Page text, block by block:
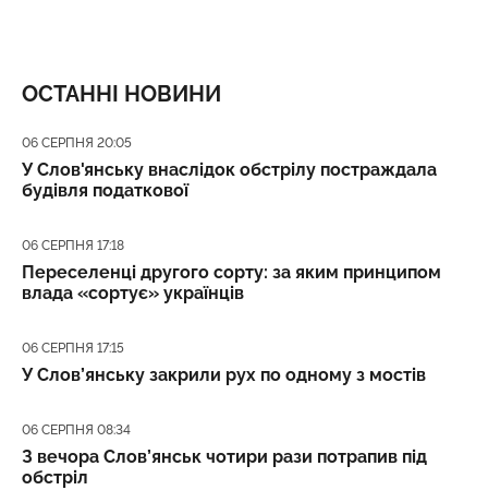
ОСТАННІ НОВИНИ
Дата публікації
06 СЕРПНЯ 20:05
У Слов'янську внаслідок обстрілу постраждала
будівля податкової
Дата публікації
06 СЕРПНЯ 17:18
Переселенці другого сорту: за яким принципом
влада «сортує» українців
Дата публікації
06 СЕРПНЯ 17:15
У Слов’янську закрили рух по одному з мостів
Дата публікації
06 СЕРПНЯ 08:34
З вечора Слов’янськ чотири рази потрапив під
обстріл